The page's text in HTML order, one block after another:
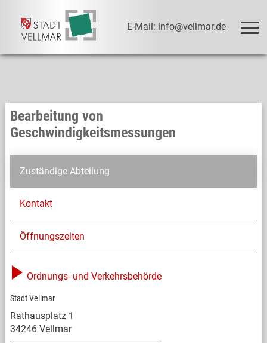
E-Mail: info@vellmar.de
Bearbeitung von
Geschwindigkeitsmessungen
Zuständige Abteilung
Kontakt
Öffnungszeiten
Ordnungs- und Verkehrsbehörde
Stadt Vellmar
Rathausplatz 1
34246 Vellmar